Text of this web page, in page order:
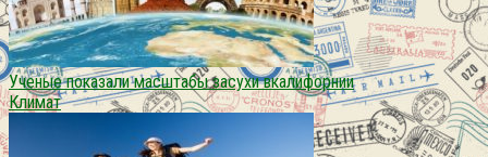
Ученые показали масштабы засухи вкалифорнии
Климат